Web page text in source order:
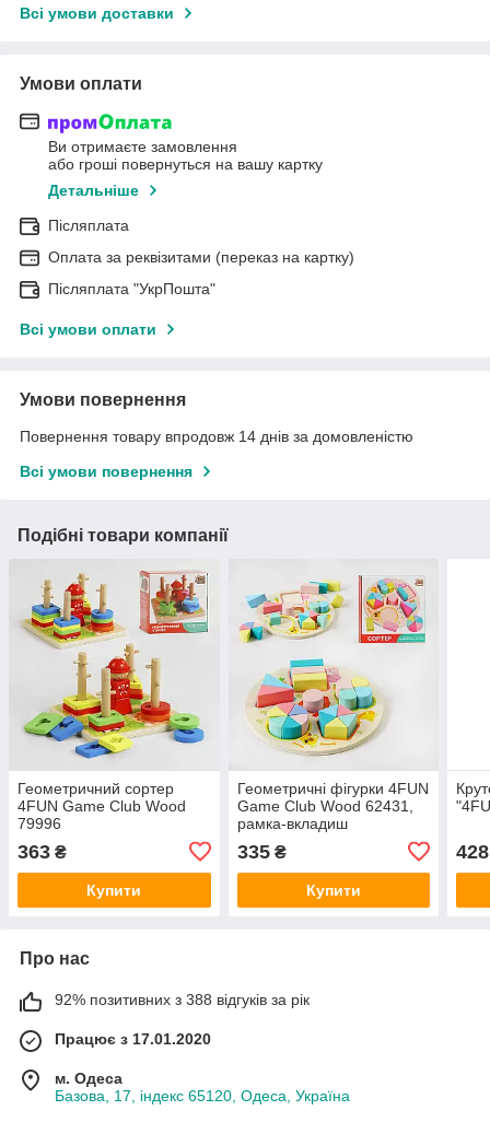
Всі умови доставки
Умови оплати
Ви отримаєте замовлення
або гроші повернуться на вашу картку
Детальніше
Післяплата
Оплата за реквізитами (переказ на картку)
Післяплата "УкрПошта"
Всі умови оплати
Умови повернення
Повернення товару впродовж 14 днів за домовленістю
Всі умови повернення
Подібні товари компанії
Геометричний сортер
4FUN Game Club Wood
79996
363 ₴
Купити
Геометричні фігурки 4FUN
Game Club Wood 62431,
рамка-вкладиш
335₴
Купити
428
Про нас
92% позитивних з 388 відгуків за рік
Працює з 17.01.2020
м. Одеса
Базова, 17, індекс 65120, Одеса, Україна